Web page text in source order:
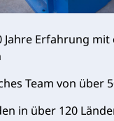
Jahre Erfahrung
Team von über
in über 120